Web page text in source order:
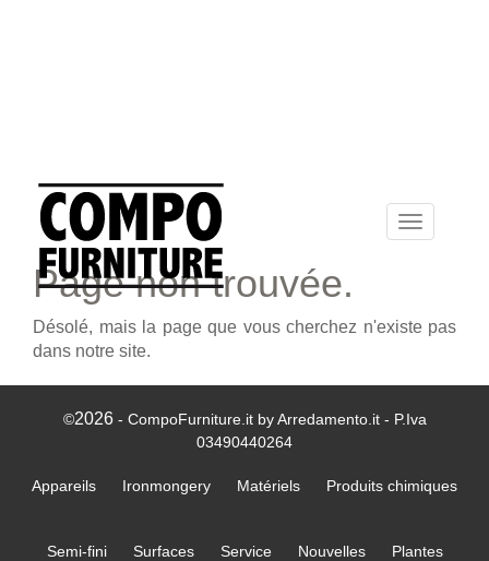
Toggle
navigation
Page non trouvée.
Désolé, mais la page que vous cherchez n'existe pas
dans notre site.
©2026- CompoFurniture.it by Arredamento.it - P.Iva
03490440264
Appareils Ironmongery Matériels Produits chimiques
Semi-fini Surfaces Service Nouvelles Plantes